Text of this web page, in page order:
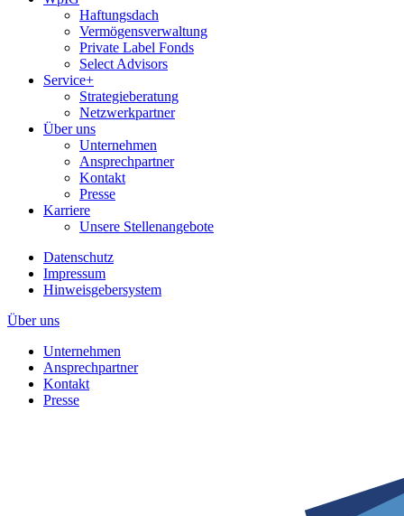
Haftungsdach
Vermögensverwaltung
Private Label Fonds
Select Advisors
Service+
Strategieberatung
Netzwerkpartner
Über uns
Unternehmen
Ansprechpartner
Kontakt
Presse
Karriere
Unsere Stellenangebote
Datenschutz
Impressum
Hinweisgebersystem
Über uns
Unternehmen
Ansprechpartner
Kontakt
Presse